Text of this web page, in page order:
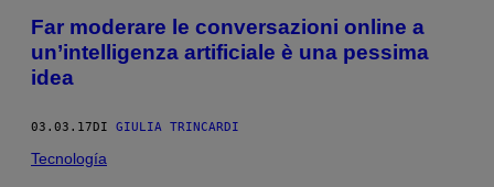
Far moderare le conversazioni online a
un’intelligenza artificiale è una pessima
idea
03.03.17 DI GIULIA TRINCARDI
Tecnología